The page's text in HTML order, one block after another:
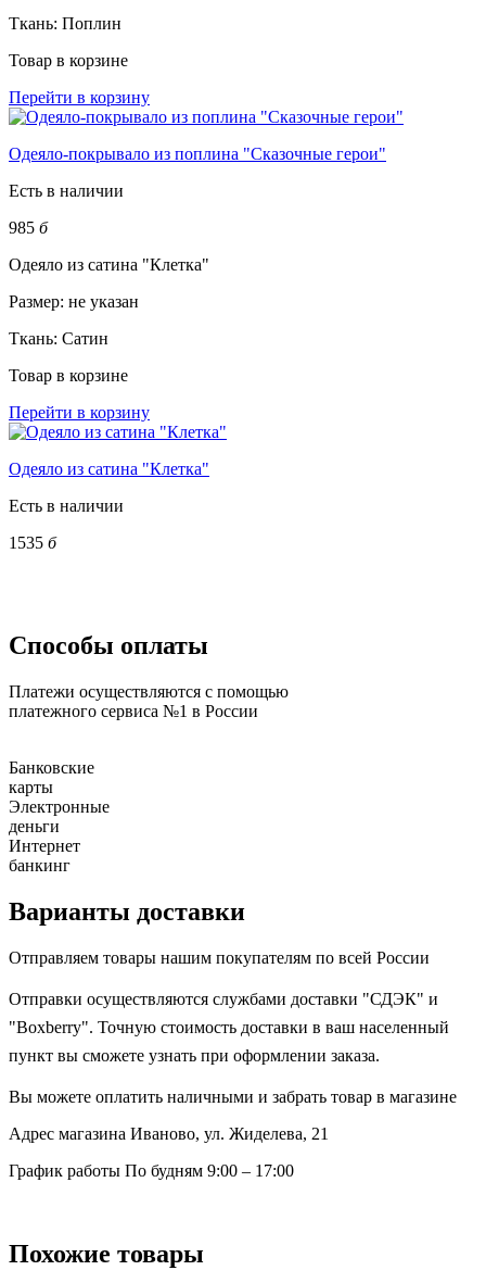
Ткань: Поплин
Товар в корзине
Перейти в корзину
Одеяло-покрывало из поплина "Сказочные герои"
Есть в наличии
985 б
Одеяло из сатина "Клетка"
Размер: не указан
Ткань: Сатин
Товар в корзине
Перейти в корзину
Одеяло из сатина "Клетка"
Есть в наличии
1535 б
Способы оплаты
Платежи осуществляются с помощью
платежного сервиса №1 в России
Банковские
карты
Электронные
деньги
Интернет
банкинг
Варианты доставки
Отправляем товары нашим покупателям по всей России
Отправки осуществляются службами доставки "СДЭК" и
"Boxberry". Точную стоимость доставки в ваш населенный
пункт вы сможете узнать при оформлении заказа.
Вы можете оплатить наличными и забрать товар в магазине
Адрес магазина Иваново, ул. Жиделева, 21
График работы По будням 9:00 – 17:00
Похожие товары